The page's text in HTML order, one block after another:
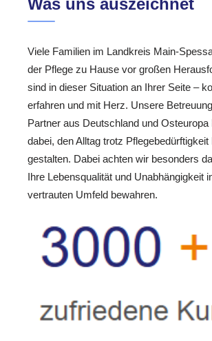
Viele Familien im Landkreis Main-
der Pflege zu Hause vor großen
sind in dieser Situation an Ihrer Seite –
erfahren und mit Herz. Unsere
Partner aus Deutschland und Osteuropa
dabei, den Alltag trotz
gestalten. Dabei achten wir besonders
Ihre Lebensqualität und Unabhängigkeit
vertrauten Umfeld bewahren.